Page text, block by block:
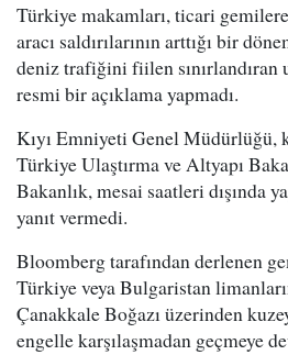
Türkiye makamları, ticari
aracı saldırılarının arttığı bir
deniz trafiğini fiilen
resmi bir açıklama yapmadı.
Kıyı Emniyeti Genel Müdürlüğü,
Türkiye Ulaştırma ve Altyapı
Bakanlık, mesai saatleri dışında
yanıt vermedi.
Bloomberg tarafından derlenen
Türkiye veya Bulgaristan
Çanakkale Boğazı üzerinden
engelle karşılaşmadan geçmeye